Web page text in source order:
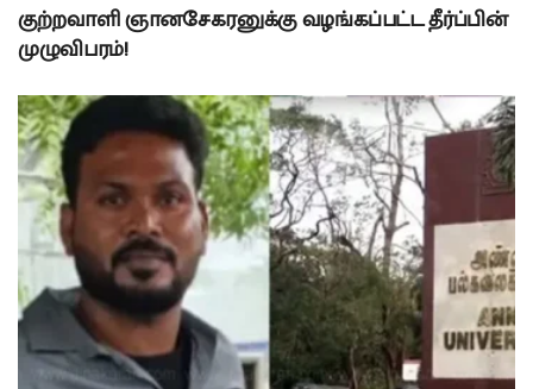
குற்றவாளி ஞானசேகரனுக்கு வழங்கப்பட்ட தீர்ப்பின்
முழுவிபரம்!